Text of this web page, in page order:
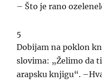
– Što je rano
5
Dobijam na poklon
slovima: „Želimo da
arapsku knjigu“.